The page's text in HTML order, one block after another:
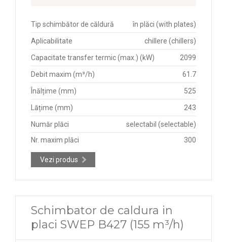
Tip schimbător de căldură în plăci (with plates)
Aplicabilitate chillere (chillers)
Capacitate transfer termic (max.) (kW) 2099
Debit maxim (m³/h) 61.7
Înălțime (mm) 525
Lățime (mm) 243
Număr plăci
selectabil (selectable)
Nr. maxim plăci
300
Vezi produs
Schimbator de caldura in
placi SWEP B427 (155 m³/h)